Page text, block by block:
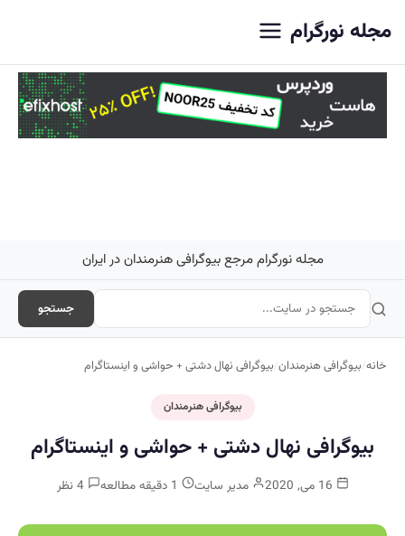
مجله نورگرام
مجله نورگرام مرجع بیوگرافی هنرمندان در ایران
جستجو
خانه/بیوگرافی هنرمندان/بیوگرافی نهال دشتی + حواشی و اینستاگرام
بیوگرافی هنرمندان
بیوگرافی نهال دشتی + حواشی و اینستاگرام
مدیر سایت 4 نظر